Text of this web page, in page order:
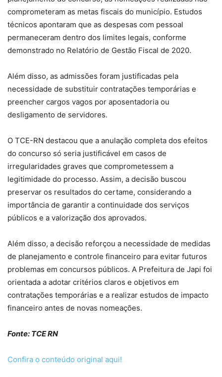
comprometeram as metas fiscais do município. Estudos
técnicos apontaram que as despesas com pessoal
permaneceram dentro dos limites legais, conforme
demonstrado no Relatório de Gestão Fiscal de 2020.
Além disso, as admissões foram justificadas pela
necessidade de substituir contratações temporárias e
preencher cargos vagos por aposentadoria ou
desligamento de servidores.
O TCE-RN destacou que a anulação completa dos efeitos
do concurso só seria justificável em casos de
irregularidades graves que comprometessem a
legitimidade do processo. Assim, a decisão buscou
preservar os resultados do certame, considerando a
importância de garantir a continuidade dos serviços
públicos e a valorização dos aprovados.
Além disso, a decisão reforçou a necessidade de medidas
de planejamento e controle financeiro para evitar futuros
problemas em concursos públicos. A Prefeitura de Japi foi
orientada a adotar critérios claros e objetivos em
contratações temporárias e a realizar estudos de impacto
financeiro antes de novas nomeações.
Fonte: TCE RN
Confira o conteúdo original aqui!